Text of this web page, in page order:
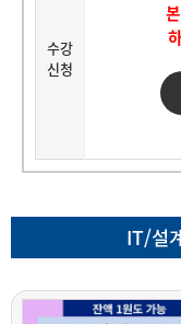
수강
신청
IT/설